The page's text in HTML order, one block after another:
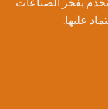
عليها.